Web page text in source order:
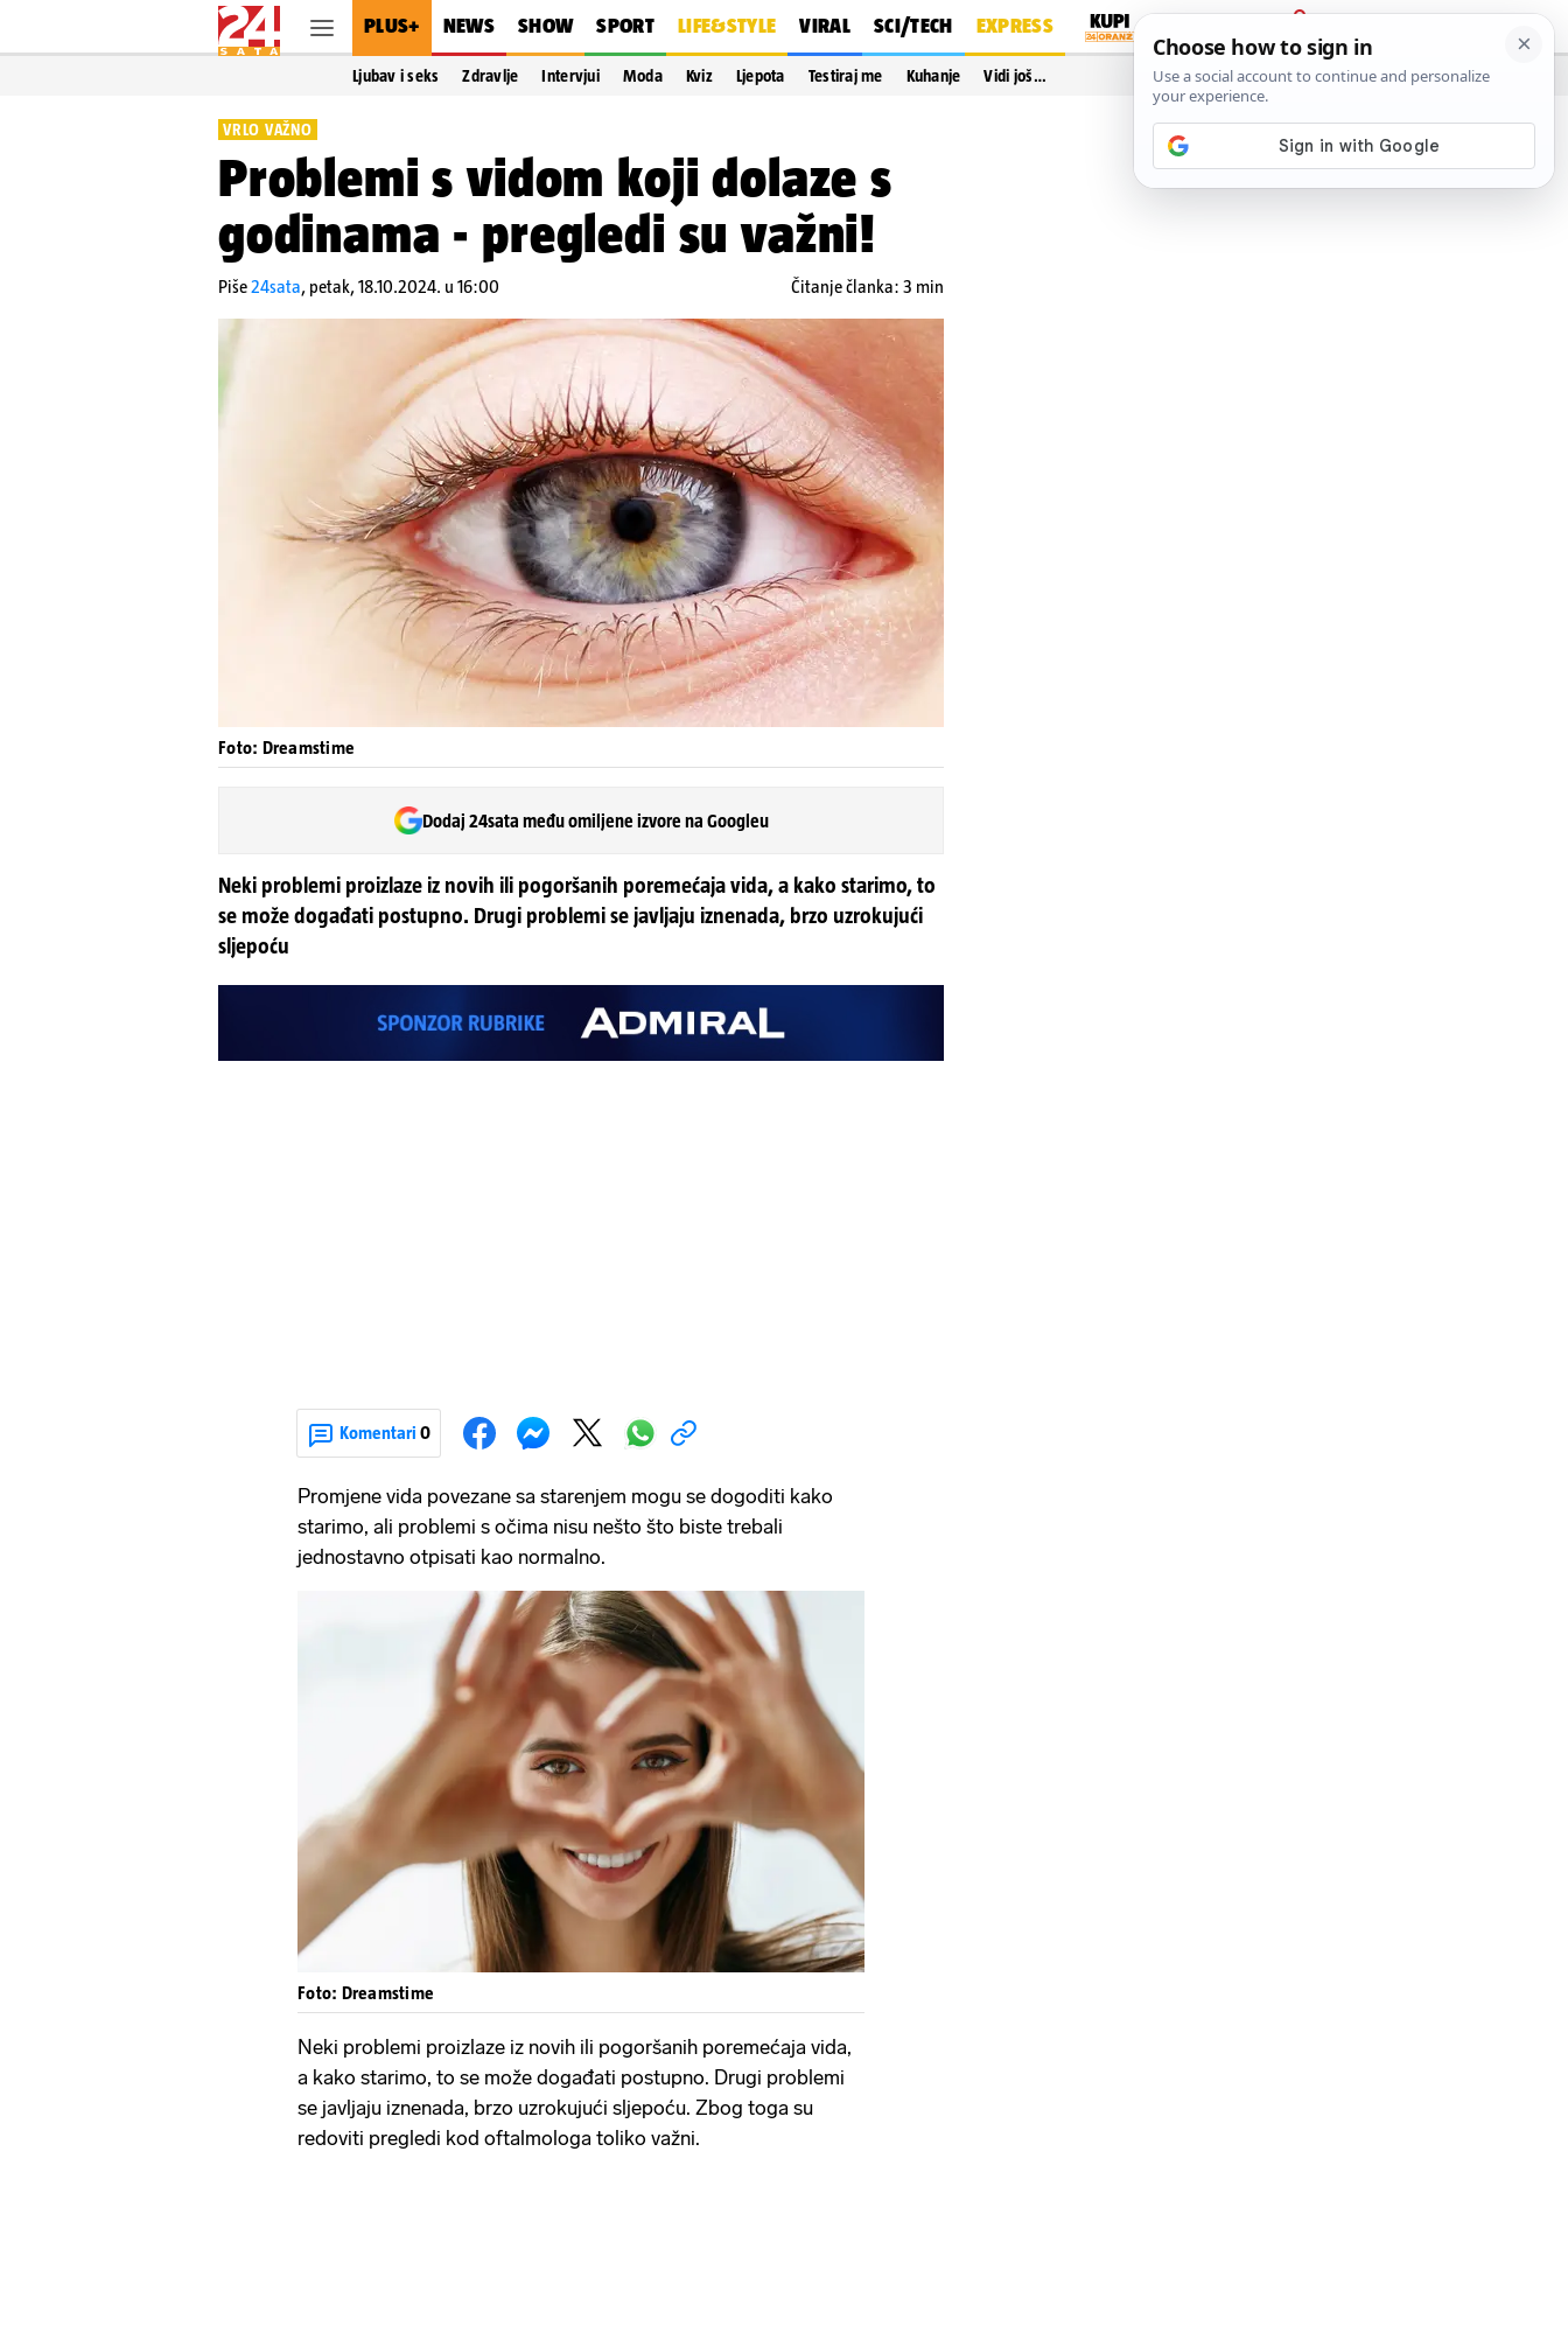
PLUS+ NEWS SHOW SPORT LIFE&STYLE VIRAL SCI/TECH EXPRESS
PRIJAVA
Ljubav i seks Zdravlje Intervjui Moda Kviz Ljepota Testiraj me Kuhanje Vidi još…
VRLO VAŽNO
Problemi s vidom koji dolaze s
godinama - pregledi su važni!
Piše24sata, petak, 18.10.2024. u 16:00 Čitanje članka: 3 min
Foto: Dreamstime
Dodaj 24sata među omiljene izvore na Googleu
Neki problemi proizlaze iz novih ili pogoršanih poremećaja vida, a kako starimo, to
se može događati postupno. Drugi problemi se javljaju iznenada, brzo uzrokujući
sljepoću
Komentari 0
Promjene vida povezane sa starenjem mogu se dogoditi kako
starimo, ali problemi s očima nisu nešto što biste trebali
jednostavno otpisati kao normalno.
Foto: Dreamstime
Neki problemi proizlaze iz novih ili pogoršanih poremećaja vida,
a kako starimo, to se može događati postupno. Drugi problemi
se javljaju iznenada, brzo uzrokujući sljepoću. Zbog toga su
redoviti pregledi kod oftalmologa toliko važni.